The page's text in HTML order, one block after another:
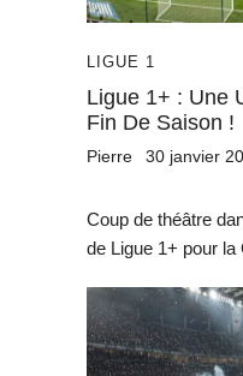
LIGUE 1
Ligue 1+ : Une
Fin De Saison !
Pierre 30 janvier
Coup de théâtre
de Ligue 1+ pour la